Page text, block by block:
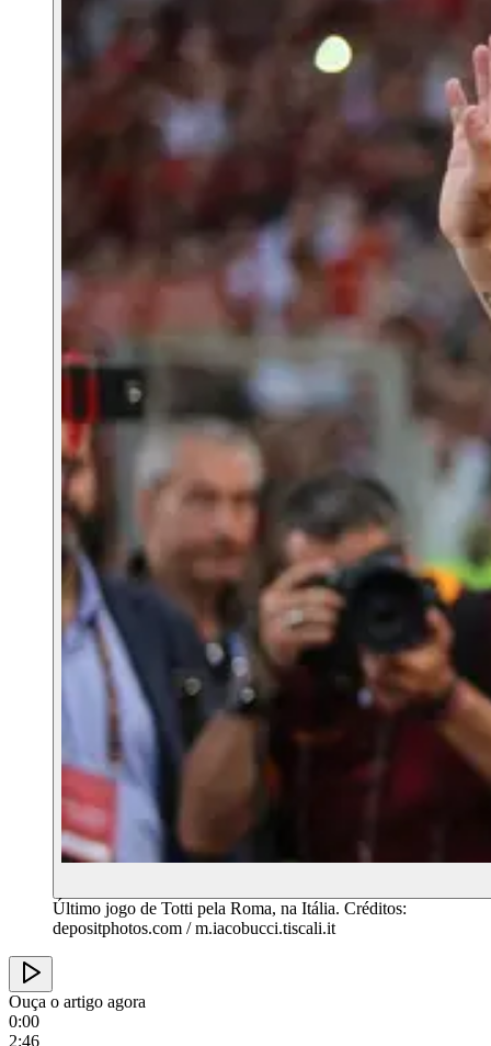
Último jogo de Totti pela Roma, na Itália. Créditos:
depositphotos.com / m.iacobucci.tiscali.it
Ouça o artigo agora
0:00
2:46